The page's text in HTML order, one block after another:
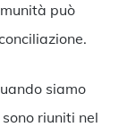
può
siamo
riuniti nel